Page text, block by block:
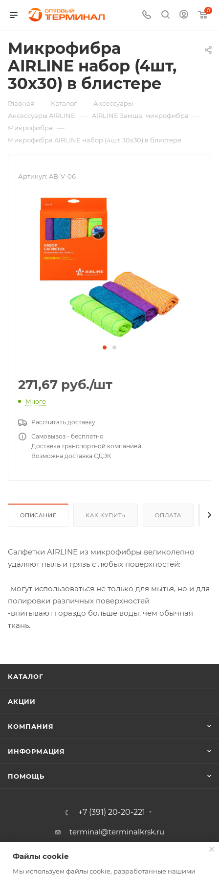
0
Микрофибра
AIRLINE набор (4шт,
30x30) в блистере
Главная — Каталог — Аксессуары —
Аксессуары AIRLINE — AIRLINE Замша, микрофибра —
Микрофибра —
Микрофибра AIRLINE набор (4шт, 30x30) в блистере
Артикул: AB-V-06
271,67 руб./шт
Много
Рассчитать доставку
Самовывоз - бесплатно
Доставка транспортной компанией
Возможна доставка СДЭК
ОПИСАНИЕ КАК КУПИТЬ ОПЛАТА
Салфетки AIRLINE из микрофибры великолепно
удаляют пыль и грязь с любых поверхностей:
-могут использоваться не только для мытья, но и для
полировки различных поверхностей
-впитывают гораздо больше воды, чем обычная
ткань.
КАТАЛОГ
АКЦИИ
КОМПАНИЯ
ИНФОРМАЦИЯ
ПОМОЩЬ
+7 (391) 20-20-221
terminal@terminalkrsk.ru
г. Красноярск, ул. Белинского, 3,
магазин Автомаркет Навигатор
Файлы cookie
Мы используем файлы cookie, разработанные нашими
Файлы cookie
Мы используем файлы cookie, разработанные нашими